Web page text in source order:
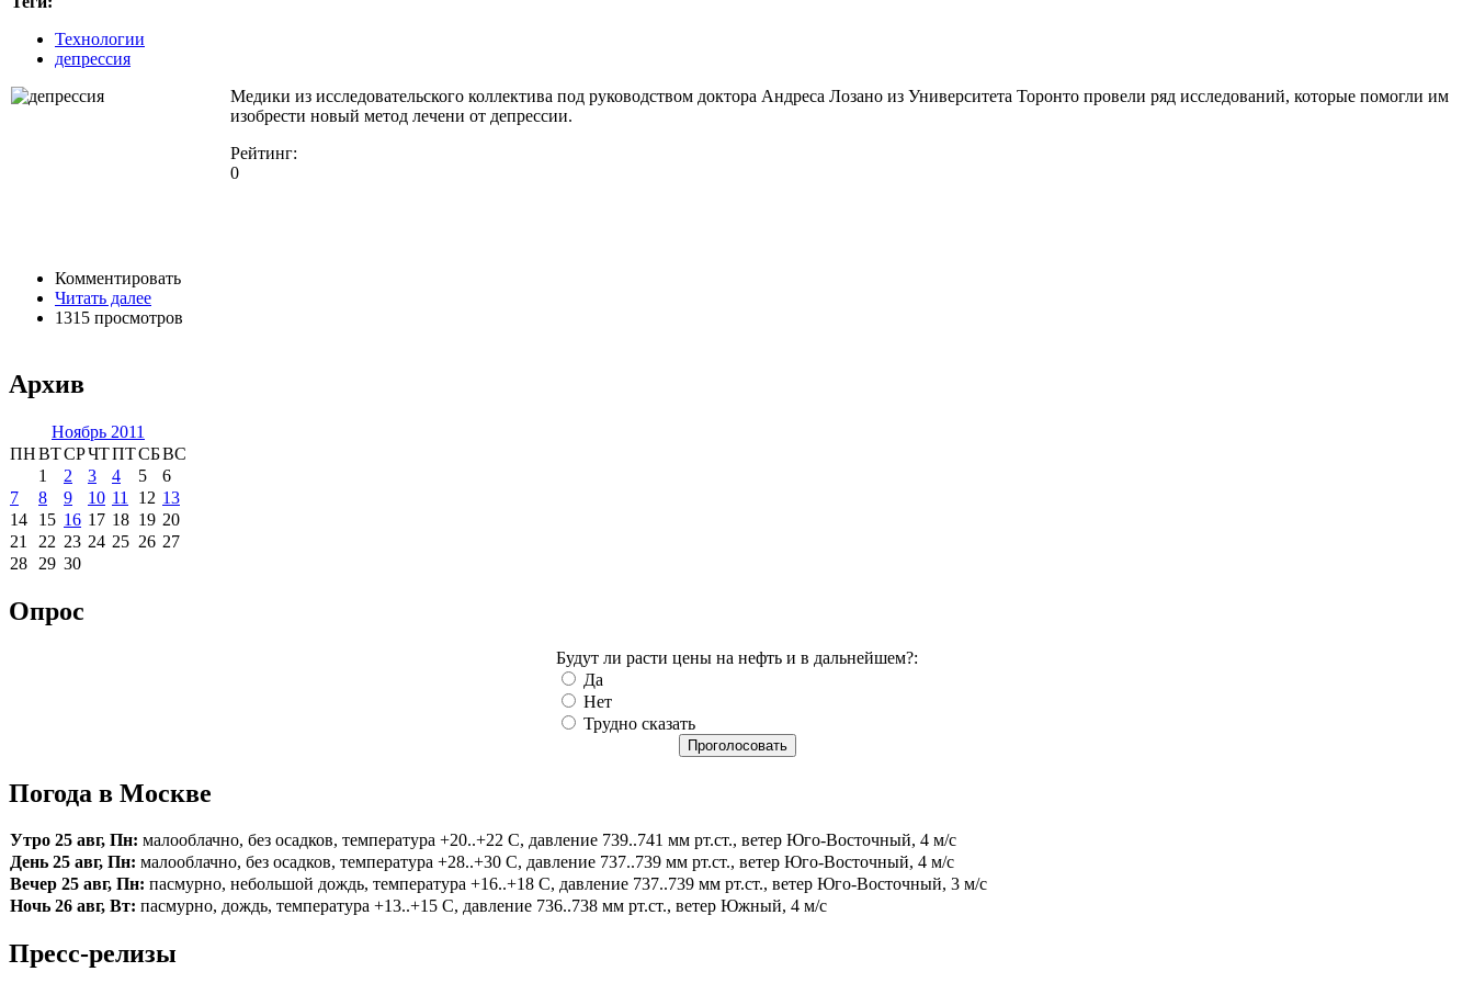
Технологии
депрессия
Медики из исследовательского коллектива под руководством доктора Андреса Лозано из Университета Торонто провели ряд исследований, которые помогли им
изобрести новый метод лечени от депрессии.
Рейтинг:
0
Комментировать
Читать далее
1315 просмотров
Архив
Ноябрь 2011
ПНВТСРЧТПТСБВС
1
2 3 4 5
6
7
8 9 10 11 12 13
14
15 16 17 18 19 20
21
22 23 24 25 26 27
28
29 30
Опрос
Будут ли расти цены на нефть и в дальнейшем?:
Да
Нет
Трудно сказать
Погода в Москве
Утро 25 авг, Пн: малооблачно, без осадков, температура +20..+22 С, давление 739..741 мм рт.ст., ветер Юго-Восточный, 4 м/с
День 25 авг, Пн: малооблачно, без осадков, температура +28..+30 С, давление 737..739 мм рт.ст., ветер Юго-Восточный, 4 м/с
Вечер 25 авг, Пн: пасмурно, небольшой дождь, температура +16..+18 С, давление 737..739 мм рт.ст., ветер Юго-Восточный, 3 м/с
Ночь 26 авг, Вт: пасмурно, дождь, температура +13..+15 С, давление 736..738 мм рт.ст., ветер Южный, 4 м/с
Пресс-релизы